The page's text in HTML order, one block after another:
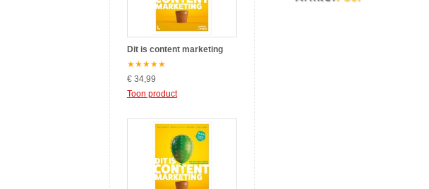
Dit is content marketing
★★★★★
€ 34,99
Toon product